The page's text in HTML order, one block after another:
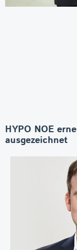
HYPO NOE
ausgezeichnet